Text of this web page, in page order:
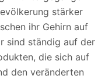
stärker
ihr Gehirn auf
sind ständig auf der
die sich auf
den veränderten